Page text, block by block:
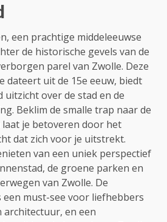
een prachtige middeleeuwse
de historische gevels van de
parel van Zwolle. Deze
dateert uit de 15e eeuw, biedt
uitzicht over de stad en de
Beklim de smalle trap naar de
je betoveren door het
dat zich voor je uitstrekt.
van een uniek perspectief
de groene parken en
van Zwolle. De
must-see voor liefhebbers
architectuur, en een